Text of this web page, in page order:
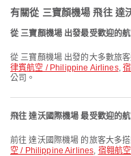
有關從 三寶顏機場 飛往 達
從 三寶顏機場 出發最受歡迎的
從 三寶顏機場 出發的大多數旅
律賓航空 / Philippine Airlines,
公司。
飛往 達沃國際機場 最受歡迎的
前往 達沃國際機場 的旅客大多
空 / Philippine Airlines, 宿翱航